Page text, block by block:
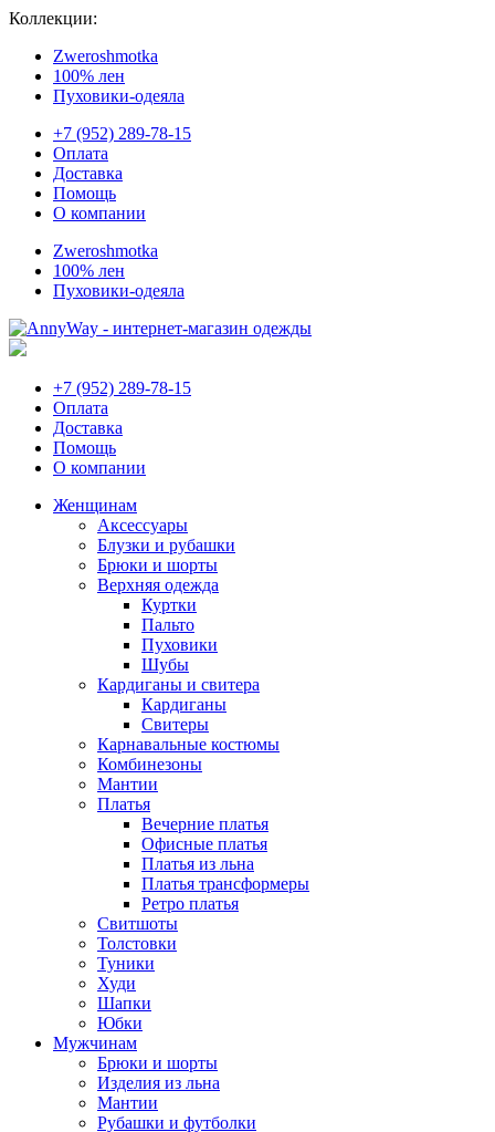
Коллекции:
Zweroshmotka
100% лен
Пуховики-одеяла
+7 (952) 289-78-15
Оплата
Доставка
Помощь
О компании
Zweroshmotka
100% лен
Пуховики-одеяла
+7 (952) 289-78-15
Оплата
Доставка
Помощь
О компании
Женщинам
Аксессуары
Блузки и рубашки
Брюки и шорты
Верхняя одежда
Куртки
Пальто
Пуховики
Шубы
Кардиганы и свитера
Кардиганы
Свитеры
Карнавальные костюмы
Комбинезоны
Мантии
Платья
Вечерние платья
Офисные платья
Платья из льна
Платья трансформеры
Ретро платья
Свитшоты
Толстовки
Туники
Худи
Шапки
Юбки
Мужчинам
Брюки и шорты
Изделия из льна
Мантии
Рубашки и футболки